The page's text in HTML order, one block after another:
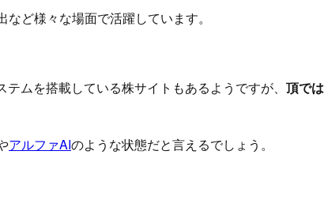
ど様々な場面で活躍しています。
ムを搭載している株サイトもあるようですが、 頂では
アルファAIのような状態だと言えるでしょう。